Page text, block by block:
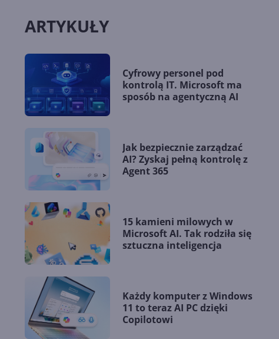
ARTYKUŁY
Cyfrowy personel pod
kontrolą IT. Microsoft ma
sposób na agentyczną AI
Jak bezpiecznie zarządzać
AI? Zyskaj pełną kontrolę z
Agent 365
15 kamieni milowych w
Microsoft AI. Tak rodziła się
sztuczna inteligencja
Każdy komputer z Windows
11 to teraz AI PC dzięki
Copilotowi